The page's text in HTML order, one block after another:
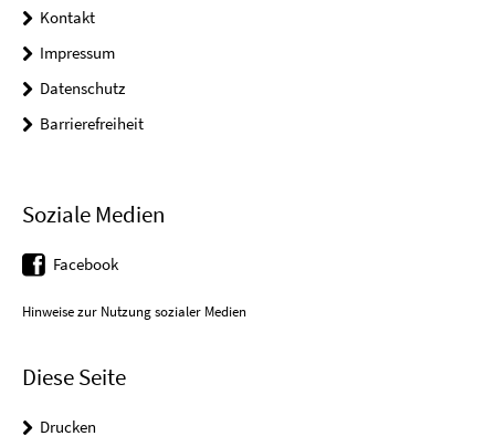
Kontakt
Impressum
Datenschutz
Barrierefreiheit
Soziale Medien
Facebook
Hinweise zur Nutzung sozialer Medien
Diese Seite
Drucken